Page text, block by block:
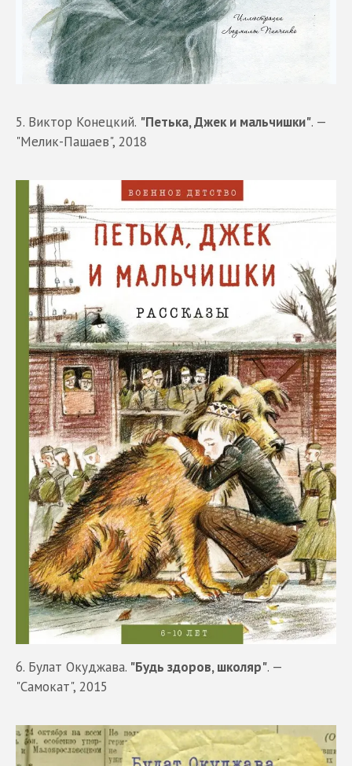
5. Виктор Конецкий. "Петька, Джек и мальчишки". —
"Мелик-Пашаев", 2018
6. Булат Окуджава. "Будь здоров, школяр". —
"Самокат", 2015